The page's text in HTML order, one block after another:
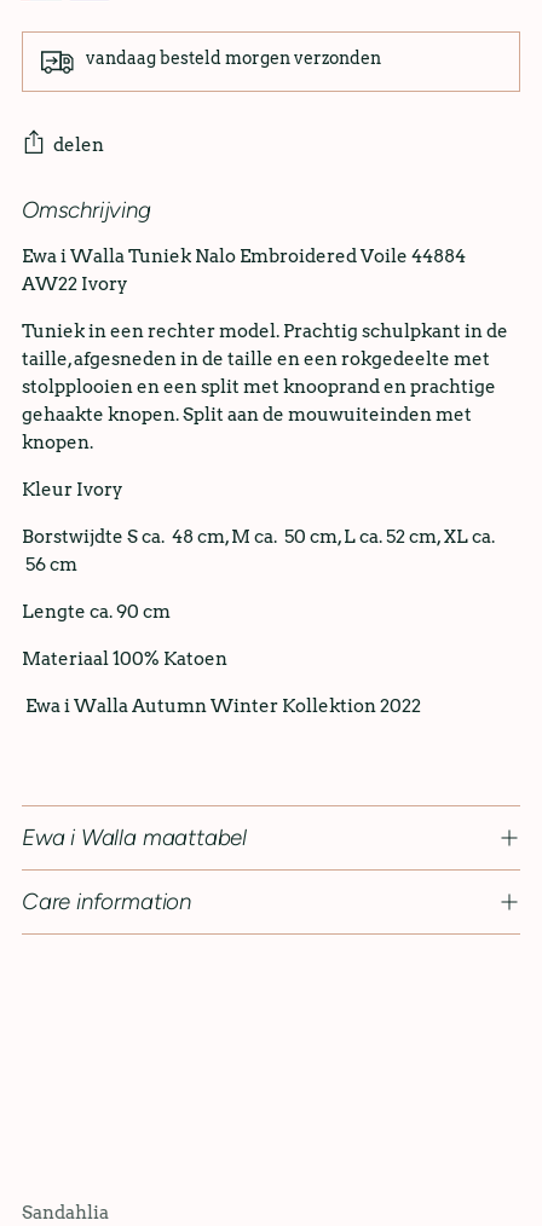
vandaag besteld morgen verzonden
delen
Omschrijving
Ewa i Walla Tuniek Nalo Embroidered Voile 44884
AW22 Ivory
Tuniek in een rechter model. Prachtig schulpkant in de
taille, afgesneden in de taille en een rokgedeelte met
stolpplooien en een split met knooprand en prachtige
gehaakte knopen. Split aan de mouwuiteinden met
knopen.
Kleur Ivory
Borstwijdte S ca. 48 cm, M ca. 50 cm, L ca. 52 cm, XL ca.
56 cm
Lengte ca. 90 cm
Materiaal 100% Katoen
Ewa i Walla Autumn Winter Kollektion 2022
Ewa i Walla maattabel
Care information
Sandahlia